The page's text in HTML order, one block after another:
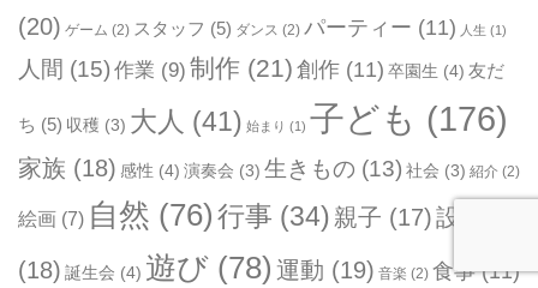
(20) ゲーム (2) スタッフ (5) ダンス (2) パーティー (11) 人生 (1)
人間 (15) 作業 (9) 制作 (21) 創作 (11) 卒園生 (4) 友だ
ち (5) 収穫 (3) 大人 (41) 始まり (1) 子ども (176)
家族 (18) 感性 (4) 演奏会 (3) 生きもの (13) 社会 (3) 紹介 (2)
絵画 (7) 自然 (76) 行事 (34) 親子 (17)設備
(18) 誕生会 (4) 遊び (78) 運動 (19) 音楽 (2) 食事(11)